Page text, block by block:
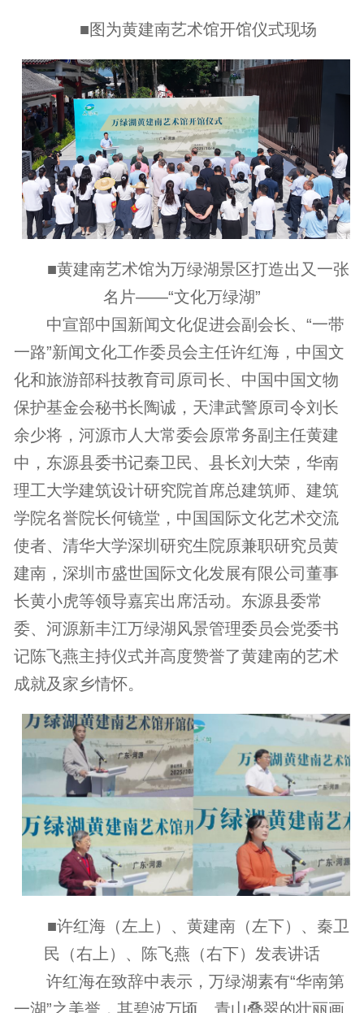
■图为黄建南艺术馆开馆仪式现场
■黄建南艺术馆为万绿湖景区打造出又一张
名片——“文化万绿湖”
中宣部中国新闻文化促进会副会长、“一带
一路”新闻文化工作委员会主任许红海，中国文
化和旅游部科技教育司原司长、中国中国文物
保护基金会秘书长陶诚，天津武警原司令刘长
余少将，河源市人大常委会原常务副主任黄建
中，东源县委书记秦卫民、县长刘大荣，华南
理工大学建筑设计研究院首席总建筑师、建筑
学院名誉院长何镜堂，中国国际文化艺术交流
使者、清华大学深圳研究生院原兼职研究员黄
建南，深圳市盛世国际文化发展有限公司董事
长黄小虎等领导嘉宾出席活动。东源县委常
委、河源新丰江万绿湖风景管理委员会党委书
记陈飞燕主持仪式并高度赞誉了黄建南的艺术
成就及家乡情怀。
■许红海（左上）、黄建南（左下）、秦卫
民（右上）、陈飞燕（右下）发表讲话
许红海在致辞中表示，万绿湖素有“华南第
一湖”之美誉，其碧波万顷、青山叠翠的壮丽画